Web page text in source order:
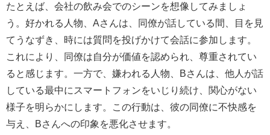
たとえば、会社の飲み会でのシーンを想像してみましょ
う。好かれる人物、Aさんは、同僚が話している間、目を見
てうなずき、時には質問を投げかけて会話に参加します。
これにより、同僚は自分が価値を認められ、尊重されてい
ると感じます。一方で、嫌われる人物、Bさんは、他人が話
している最中にスマートフォンをいじり続け、関心がない
様子を明らかにします。この行動は、彼の同僚に不快感を
与え、Bさんへの印象を悪化させます。